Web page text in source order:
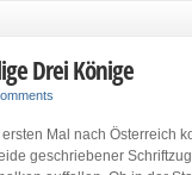
Drei Könige
Mal nach Österreich
geschriebener